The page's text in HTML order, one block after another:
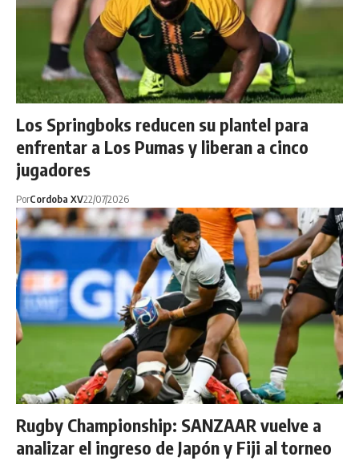
Los Springboks reducen su plantel para
enfrentar a Los Pumas y liberan a cinco
jugadores
PorCordoba XV22/07/2026
Rugby Championship: SANZAAR vuelve a
analizar el ingreso de Japón y Fiji al torneo